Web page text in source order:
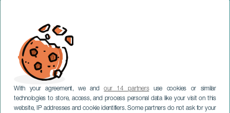
With your agreement, we andour 14 partnersuse cookies or similar
technologies to store, access, and process personal data like your visit on this
website, IP addresses and cookie identifiers. Some partners do not ask for your
ЛАНСАРОТЕ